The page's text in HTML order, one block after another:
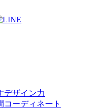
デザイン力
コーディネート